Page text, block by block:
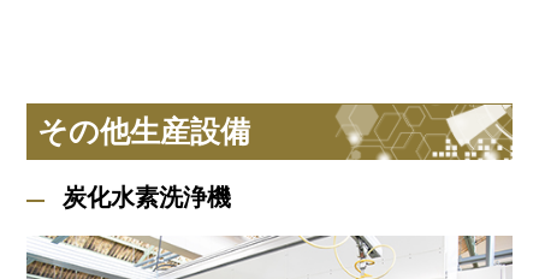
その他生産設備
炭化水素洗浄機